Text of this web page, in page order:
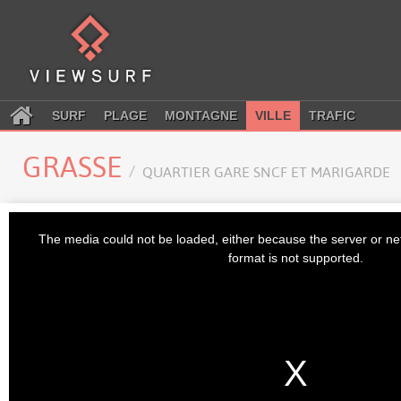
SURF PLAGE MONTAGNE VILLE TRAFIC
GRASSE QUARTIER GARE SNCF ET MARIGARDE
The media could not be loaded, either because the server or
format is not supported.